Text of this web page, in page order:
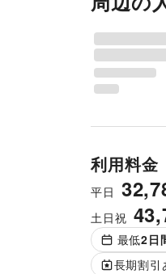
利用料金
平日
土日祝
最低2日
長期割引